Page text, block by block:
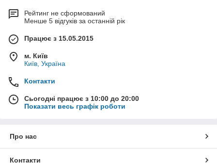
Рейтинг не сформований
Менше 5 відгуків за останній рік
Працює з 15.05.2015
м. Київ
Київ, Україна
Контакти
Сьогодні працює з 10:00 до 20:00
Показати весь графік роботи
Про нас
Контакти